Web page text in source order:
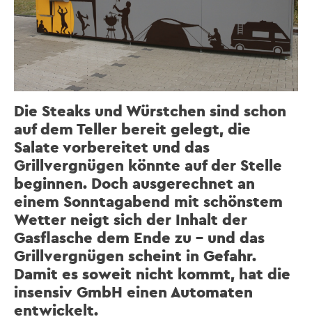
Die Steaks und Würstchen sind schon
auf dem Teller bereit gelegt, die
Salate vorbereitet und das
Grillvergnügen könnte auf der Stelle
beginnen. Doch ausgerechnet an
einem Sonntagabend mit schönstem
Wetter neigt sich der Inhalt der
Gasflasche dem Ende zu – und das
Grillvergnügen scheint in Gefahr.
Damit es soweit nicht kommt, hat die
insensiv GmbH einen Automaten
entwickelt.